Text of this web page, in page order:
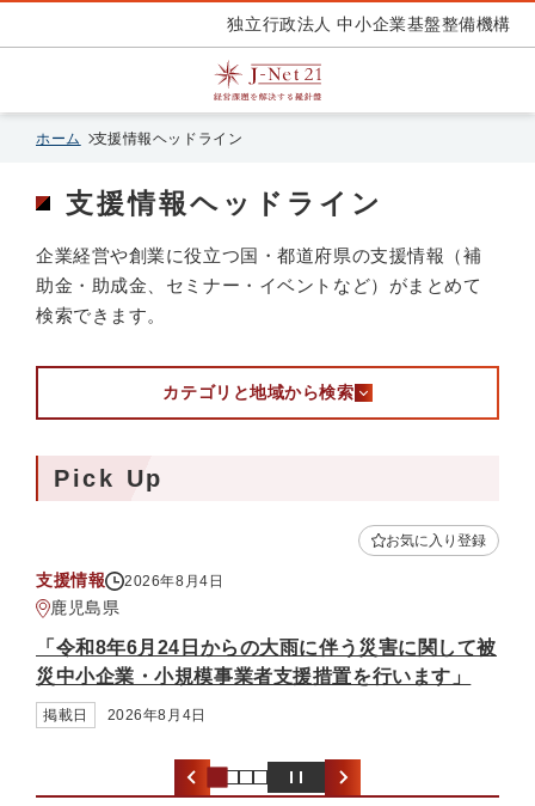
独立行政法人 中小企業基盤整備機構
ホーム 支援情報ヘッドライン
支援情報ヘッドライン
企業経営や創業に役立つ国・都道府県の支援情報（補
助金・助成金、セミナー・イベントなど）がまとめて
検索できます。
カテゴリと地域から検索
Pick Up
補助金・助成金 2026年8月3日
熊本県
お気に入り登録
「中小企業省力化投資補助金（一般型）（第7回公
募）」
掲載日 2026年8月3日